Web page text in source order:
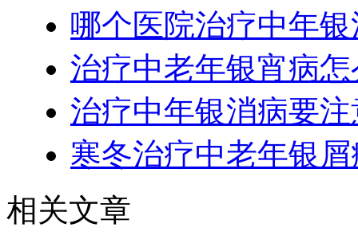
哪个医院治疗中年
治疗中老年银宵病
治疗中年银消病要
寒冬治疗中老年银
相关文章